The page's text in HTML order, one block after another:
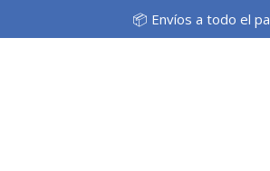
📦 Envíos a todo el